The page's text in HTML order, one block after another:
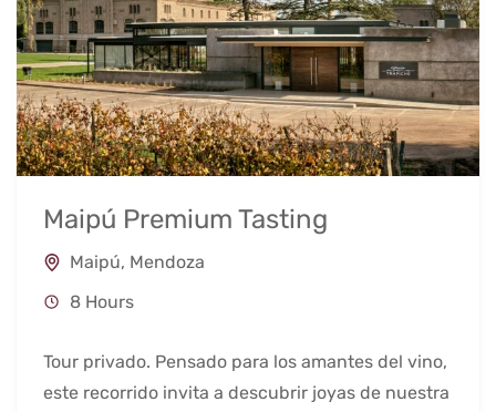
Maipú Premium Tasting
Maipú, Mendoza
8 Hours
Tour privado. Pensado para los amantes del vino,
este recorrido invita a descubrir joyas de nuestra